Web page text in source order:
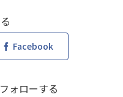
Facebook
ォローする